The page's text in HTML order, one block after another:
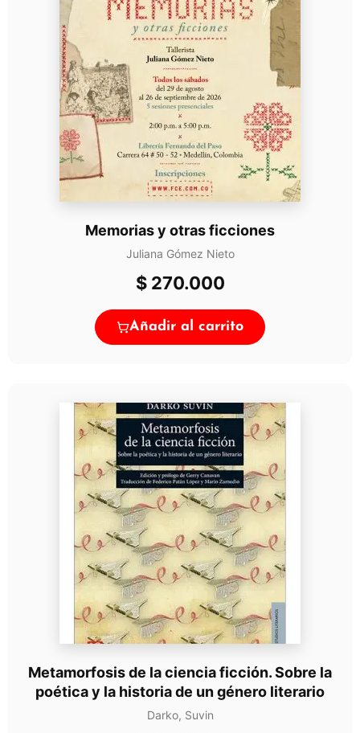
Memorias y otras ficciones
Juliana Gómez Nieto
$270.000
Añadir al carrito
Metamorfosis de la ciencia ficción. Sobre la
poética y la historia de un género literario
Darko, Suvin